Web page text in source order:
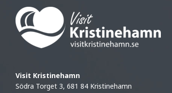
Visit Kristinehamn
Södra Torget 3, 681 84 Kristinehamn